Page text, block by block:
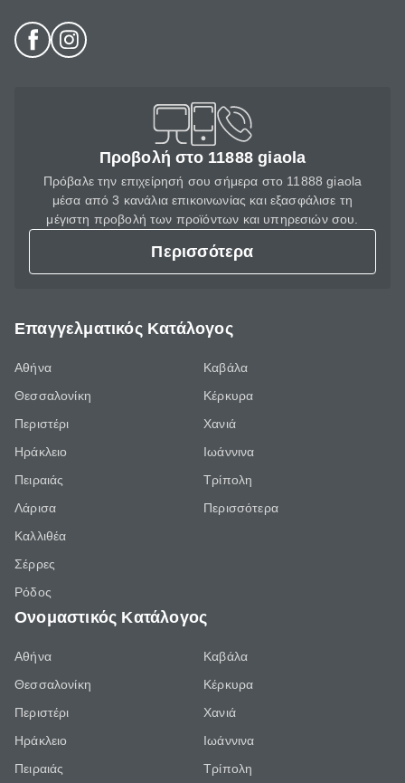
Προβολή στο 11888 giaola
Πρόβαλε την επιχείρησή σου σήμερα στο 11888 giaola
μέσα από 3 κανάλια επικοινωνίας και εξασφάλισε τη
μέγιστη προβολή των προϊόντων και υπηρεσιών σου.
Περισσότερα
Επαγγελματικός Κατάλογος
Αθήνα
Θεσσαλονίκη
Περιστέρι
Ηράκλειο
Πειραιάς
Λάρισα
Καλλιθέα
Σέρρες
Ρόδος
Καβάλα
Κέρκυρα
Χανιά
Ιωάννινα
Τρίπολη
Περισσότερα
Ονομαστικός Κατάλογος
Αθήνα
Θεσσαλονίκη
Περιστέρι
Ηράκλειο
Πειραιάς
Καβάλα
Κέρκυρα
Χανιά
Ιωάννινα
Τρίπολη